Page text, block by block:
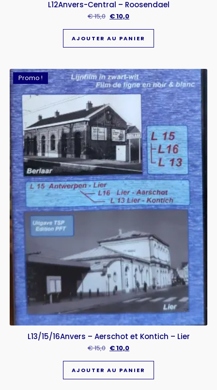
L12Anvers-Central – Roosendael
€15,0 €10,0
AJOUTER AU PANIER
Promo !
L13/15/16Anvers – Aerschot et Kontich – Lier
€15,0 €10,0
AJOUTER AU PANIER